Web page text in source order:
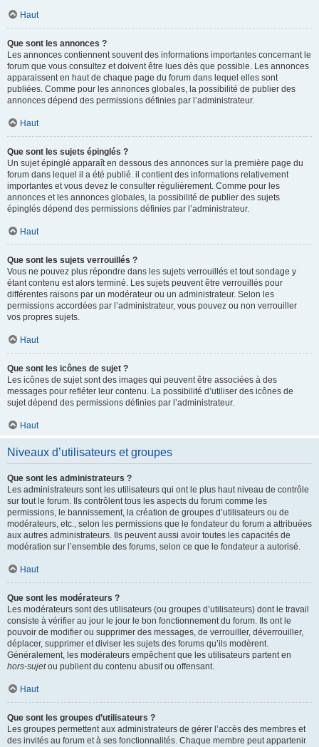
Haut
Que sont les annonces ?
Les annonces contiennent souvent des informations importantes concernant le
forum que vous consultez et doivent être lues dès que possible. Les annonces
apparaissent en haut de chaque page du forum dans lequel elles sont
publiées. Comme pour les annonces globales, la possibilité de publier des
annonces dépend des permissions définies par l’administrateur.
Haut
Que sont les sujets épinglés ?
Un sujet épinglé apparaît en dessous des annonces sur la première page du
forum dans lequel il a été publié. il contient des informations relativement
importantes et vous devez le consulter régulièrement. Comme pour les
annonces et les annonces globales, la possibilité de publier des sujets
épinglés dépend des permissions définies par l’administrateur.
Haut
Que sont les sujets verrouillés ?
Vous ne pouvez plus répondre dans les sujets verrouillés et tout sondage y
étant contenu est alors terminé. Les sujets peuvent être verrouillés pour
différentes raisons par un modérateur ou un administrateur. Selon les
permissions accordées par l’administrateur, vous pouvez ou non verrouiller
vos propres sujets.
Haut
Que sont les icônes de sujet ?
Les icônes de sujet sont des images qui peuvent être associées à des
messages pour refléter leur contenu. La possibilité d’utiliser des icônes de
sujet dépend des permissions définies par l’administrateur.
Haut
Niveaux d’utilisateurs et groupes
Que sont les administrateurs ?
Les administrateurs sont les utilisateurs qui ont le plus haut niveau de contrôle
sur tout le forum. Ils contrôlent tous les aspects du forum comme les
permissions, le bannissement, la création de groupes d’utilisateurs ou de
modérateurs, etc., selon les permissions que le fondateur du forum a attribuées
aux autres administrateurs. Ils peuvent aussi avoir toutes les capacités de
modération sur l’ensemble des forums, selon ce que le fondateur a autorisé.
Haut
Que sont les modérateurs ?
Les modérateurs sont des utilisateurs (ou groupes d’utilisateurs) dont le travail
consiste à vérifier au jour le jour le bon fonctionnement du forum. Ils ont le
pouvoir de modifier ou supprimer des messages, de verrouiller, déverrouiller,
déplacer, supprimer et diviser les sujets des forums qu’ils modèrent.
Généralement, les modérateurs empêchent que les utilisateurs partent en
hors-sujetou publient du contenu abusif ou offensant.
Haut
Que sont les groupes d’utilisateurs ?
Les groupes permettent aux administrateurs de gérer l’accès des membres et
des invités au forum et à ses fonctionnalités. Chaque membre peut appartenir